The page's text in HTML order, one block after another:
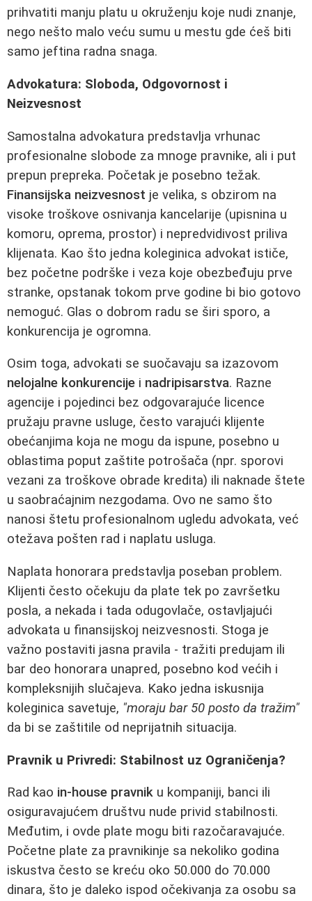
prihvatiti manju platu u okruženju koje nudi znanje,
nego nešto malo veću sumu u mestu gde ćeš biti
samo jeftina radna snaga.
Advokatura: Sloboda, Odgovornost i
Neizvesnost
Samostalna advokatura predstavlja vrhunac
profesionalne slobode za mnoge pravnike, ali i put
prepun prepreka. Početak je posebno težak.
Finansijska neizvesnost je velika, s obzirom na
visoke troškove osnivanja kancelarije (upisnina u
komoru, oprema, prostor) i nepredvidivost priliva
klijenata. Kao što jedna koleginica advokat ističe,
bez početne podrške i veza koje obezbeđuju prve
stranke, opstanak tokom prve godine bi bio gotovo
nemoguć. Glas o dobrom radu se širi sporo, a
konkurencija je ogromna.
Osim toga, advokati se suočavaju sa izazovom
nelojalne konkurencije i nadripisarstva. Razne
agencije i pojedinci bez odgovarajuće licence
pružaju pravne usluge, često varajući klijente
obećanjima koja ne mogu da ispune, posebno u
oblastima poput zaštite potrošača (npr. sporovi
vezani za troškove obrade kredita) ili naknade štete
u saobraćajnim nezgodama. Ovo ne samo što
nanosi štetu profesionalnom ugledu advokata, već
otežava pošten rad i naplatu usluga.
Naplata honorara predstavlja poseban problem.
Klijenti često očekuju da plate tek po završetku
posla, a nekada i tada odugovlače, ostavljajući
advokata u finansijskoj neizvesnosti. Stoga je
važno postaviti jasna pravila - tražiti predujam ili
bar deo honorara unapred, posebno kod većih i
kompleksnijih slučajeva. Kako jedna iskusnija
koleginica savetuje, "moraju bar 50 posto da tražim"
da bi se zaštitile od neprijatnih situacija.
Pravnik u Privredi: Stabilnost uz Ograničenja?
Rad kao in-house pravnik u kompaniji, banci ili
osiguravajućem društvu nude privid stabilnosti.
Međutim, i ovde plate mogu biti razočaravajuće.
Početne plate za pravnikinje sa nekoliko godina
iskustva često se kreću oko 50.000 do 70.000
dinara, što je daleko ispod očekivanja za osobu sa